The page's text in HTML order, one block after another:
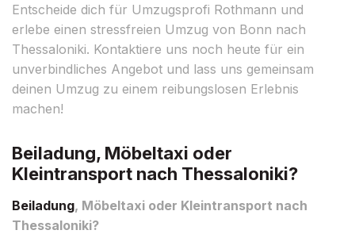
Entscheide dich für Umzugsprofi Rothmann und
erlebe einen stressfreien Umzug von Bonn nach
Thessaloniki. Kontaktiere uns noch heute für ein
unverbindliches Angebot und lass uns gemeinsam
deinen Umzug zu einem reibungslosen Erlebnis
machen!
Beiladung, Möbeltaxi oder
Kleintransport nach Thessaloniki?
Beiladung, Möbeltaxi oder Kleintransport nach
Thessaloniki?